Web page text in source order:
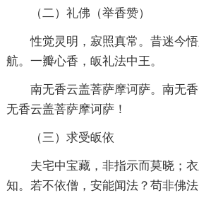
（二） 礼佛 （举香赞）
性觉灵明，寂照真常。昔迷今悟
航。一瓣心香，皈礼法中王。
南无香云盖菩萨摩诃萨。南无
无香云盖菩萨摩诃萨！
（三）求受皈依
夫宅中宝藏，非指示而莫晓；衣
知。若不依僧，安能闻法？苟非佛